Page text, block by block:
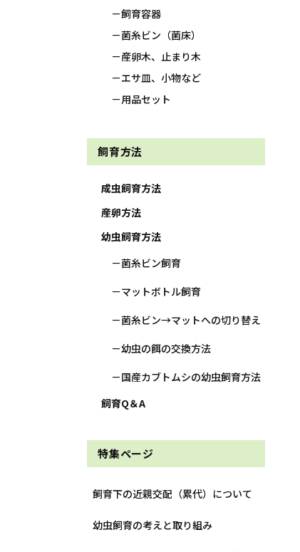
飼育容器
菌糸ビン（菌床）
産卵木、止まり木
エサ皿、小物など
用品セット
飼育方法
成虫飼育方法
産卵方法
幼虫飼育方法
菌糸ビン飼育
マットボトル飼育
菌糸ビン→マットへの切り替え
幼虫の餌の交換方法
国産カブトムシの幼虫飼育方法
飼育Q＆A
特集ページ
飼育下の近親交配（累代）について
幼虫飼育の考えと取り組み